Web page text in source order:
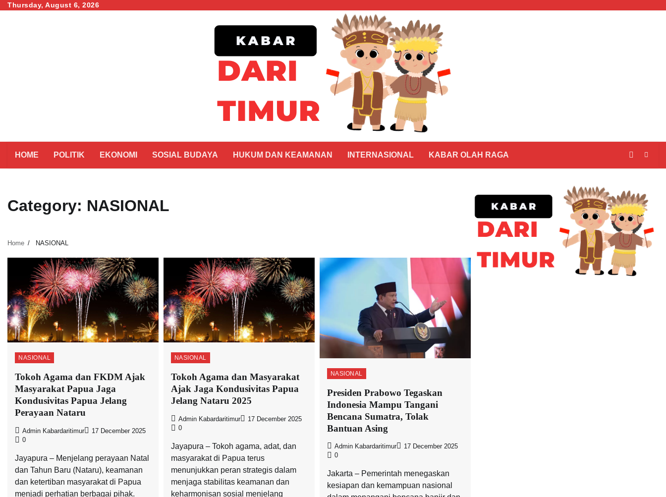
SkipThursday, August 6, 2026
HOME POLITIK EKONOMI SOSIAL BUDAYA HUKUM DAN KEAMANAN INTERNASIONAL KABAR OLAH RAGA
Category: NASIONAL
Home NASIONAL
NASIONAL
Tokoh Agama dan FKDM Ajak
Masyarakat Papua Jaga
Kondusivitas Papua Jelang
Perayaan Nataru
Admin Kabardaritimur
17 December 2025
0
Jayapura – Menjelang perayaan Natal
dan Tahun Baru (Nataru), keamanan
dan ketertiban masyarakat di Papua
menjadi perhatian berbagai pihak.
NASIONAL
Tokoh Agama dan Masyarakat
Ajak Jaga Kondusivitas Papua
Jelang Nataru 2025
Admin Kabardaritimur
17 December 2025
0
Jayapura – Tokoh agama, adat, dan
masyarakat di Papua terus
menunjukkan peran strategis dalam
menjaga stabilitas keamanan dan
keharmonisan sosial menjelang
NASIONAL
Presiden Prabowo Tegaskan
Indonesia Mampu Tangani
Bencana Sumatra, Tolak
Bantuan Asing
Admin Kabardaritimur
17 December 2025
0
Jakarta – Pemerintah menegaskan
kesiapan dan kemampuan nasional